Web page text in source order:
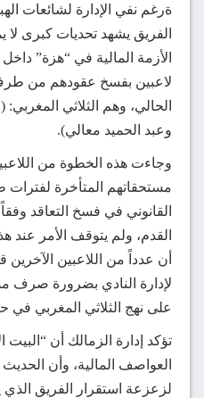
ةرغم نفي الإدارة لشائعات
الفريق يشهد تحديات كبرى لا
الأزمة المالية في “هزة”
لاعبين بفسخ عقودهم من
الحالي، وهم الثلاثي
وعبد الحميد معالي).
وجاءت هذه الخطوة من
مستحقاتهم المتأخرة لفترات
القانوني في فسخ التعاقد وفقاً
القدم، ولم يتوقف الأمر عند
أن عدداً من اللاعبين الآخرين
لإدارة النادي بضرورة صرف
على نهج الثلاثي المغربي في
تؤكد إدارة الزمالك أن “البيت
العواصف المالية، وأن
لزعزعة استقرار الفريق